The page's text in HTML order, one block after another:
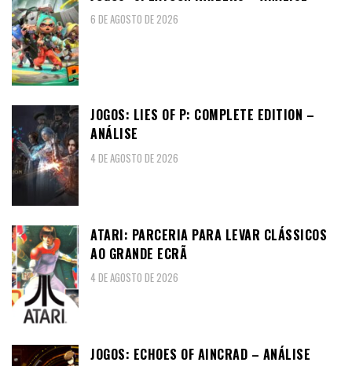
6 DE AGOSTO DE 2026
JOGOS: LIES OF P: COMPLETE EDITION –
ANÁLISE
4 DE AGOSTO DE 2026
ATARI: PARCERIA PARA LEVAR CLÁSSICOS
AO GRANDE ECRÃ
4 DE AGOSTO DE 2026
JOGOS: ECHOES OF AINCRAD – ANÁLISE